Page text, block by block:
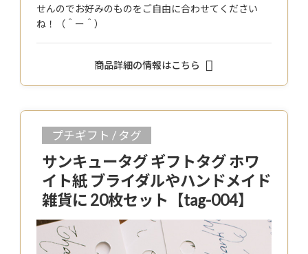
せんのでお好みのものをご自由に合わせてください
ね！（＾ー＾）
商品詳細の情報はこちら
プチギフト / タグ
サンキュータグ ギフトタグ ホワ
イト紙 ブライダルやハンドメイド
雑貨に 20枚セット【tag-004】